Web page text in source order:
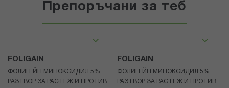
Препоръчани за теб
FOLIGAIN
ФОЛИГЕЙН МИНОКСИДИЛ 5%
РАЗТВОР ЗА РАСТЕЖ И ПРОТИВ
FOLIGAIN
ФОЛИГЕЙН МИНОКСИДИЛ 5%
РАЗТВОР ЗА РАСТЕЖ И ПРОТИВ